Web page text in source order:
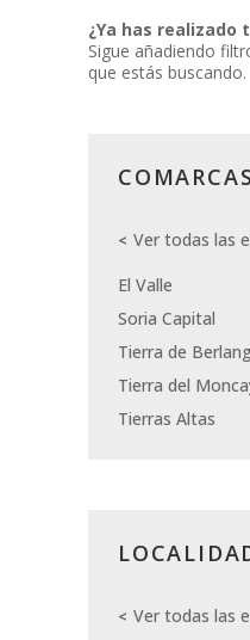
¿Ya has realizado
Sigue añadiendo
que estás buscando.
COMARCAS
Ver todas las
El Valle
Soria Capital
Tierra de
Tierra del
Tierras Altas
Ver todas las